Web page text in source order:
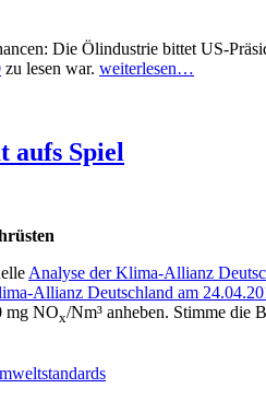
Die Ölindustrie bittet US-
zu lesen war. weiterlesen…
aufs Spiel
Analyse der Klima-Allianz
Allianz Deutschland am
mg NOx/Nm³ anheben. Stimme die